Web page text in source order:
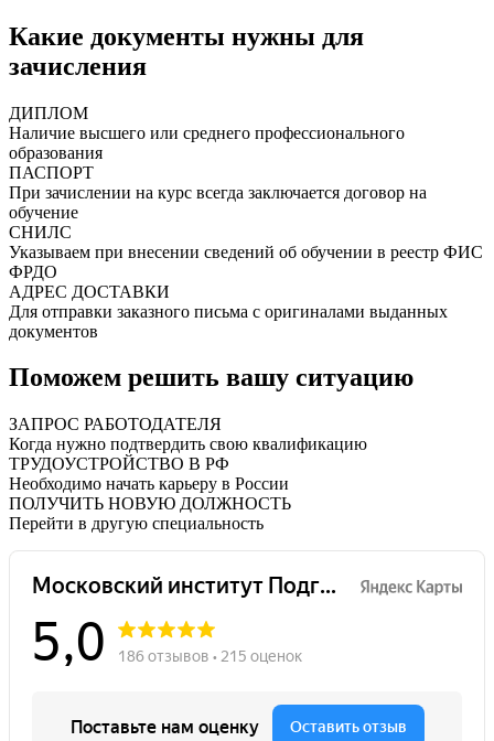
Какие документы нужны для
зачисления
ДИПЛОМ
Наличие высшего или среднего профессионального
образования
ПАСПОРТ
При зачислении на курс всегда заключается договор на
обучение
СНИЛС
Указываем при внесении сведений об обучении в реестр ФИС
ФРДО
АДРЕС ДОСТАВКИ
Для отправки заказного письма с оригиналами выданных
документов
Поможем решить вашу ситуацию
ЗАПРОС РАБОТОДАТЕЛЯ
Когда нужно подтвердить свою квалификацию
ТРУДОУСТРОЙСТВО В РФ
Необходимо начать карьеру в России
ПОЛУЧИТЬ НОВУЮ ДОЛЖНОСТЬ
Перейти в другую специальность